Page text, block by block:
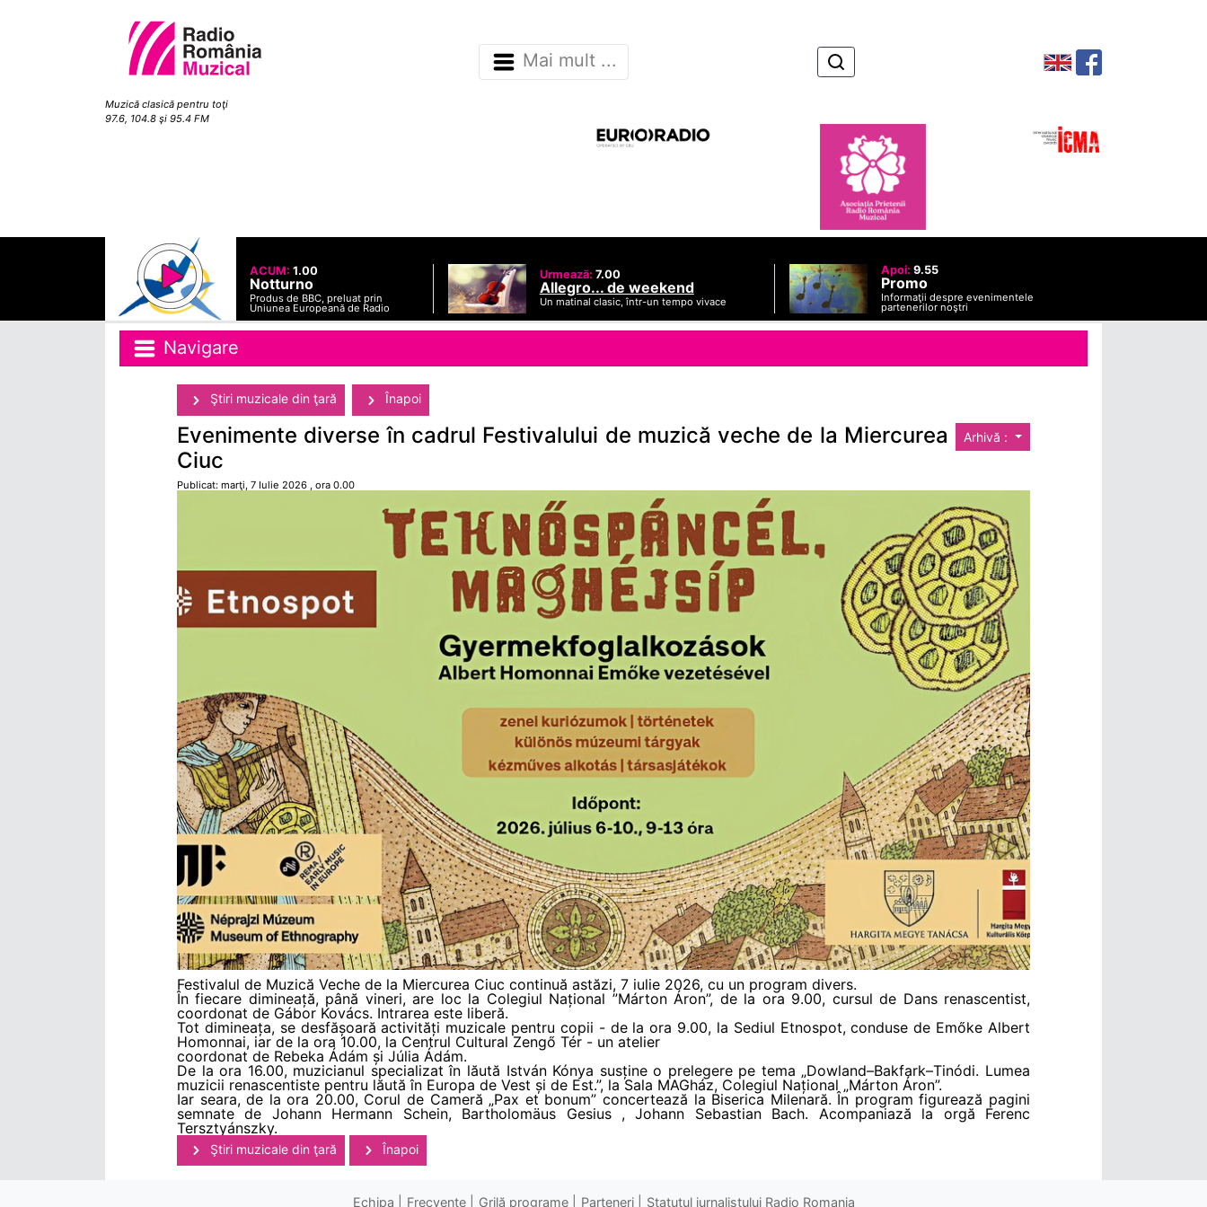
Muzică clasică pentru toţi
97.6, 104.8 şi 95.4 FM
Mai mult ...
ACUM: 1.00
Notturno
Produs de BBC, preluat prin
Uniunea Europeană de Radio
Urmează: 7.00
Allegro... de weekend
Un matinal clasic, într-un tempo vivace
Apoi: 9.55
Promo
Informaţii despre evenimentele
partenerilor noştri
Navigare
Ştiri muzicale din ţară Înapoi
Arhivă :
Evenimente diverse în cadrul Festivalului de muzică veche de la Miercurea
Ciuc
Publicat: marţi, 7 Iulie 2026 , ora 0.00
Festivalul de Muzică Veche de la Miercurea Ciuc continuă astăzi, 7 iulie 2026, cu un program divers.
În fiecare dimineață, până vineri, are loc la Colegiul Național ”Márton Áron”, de la ora 9.00, cursul de Dans renascentist,
coordonat de Gábor Kovács. Intrarea este liberă.
Tot dimineața, se desfășoară activități muzicale pentru copii - de la ora 9.00, la Sediul Etnospot, conduse de Emőke Albert
Homonnai, iar de la ora 10.00, la Centrul Cultural Zengő Tér - un atelier
coordonat de Rebeka Ádám și Júlia Ádám.
De la ora 16.00, muzicianul specializat în lăută István Kónya susține o prelegere pe tema „Dowland–Bakfark–Tinódi. Lumea
muzicii renascentiste pentru lăută în Europa de Vest și de Est.”, la Sala MAGház, Colegiul Național „Márton Áron”.
Iar seara, de la ora 20.00, Corul de Cameră „Pax et bonum” concertează la Biserica Milenară. În program figurează pagini
semnate de Johann Hermann Schein, Bartholomäus Gesius , Johann Sebastian Bach. Acompaniază la orgă Ferenc
Tersztyánszky.
Ştiri muzicale din ţară Înapoi
Echipa Frecvenţe Grilă programe Parteneri Statutul jurnalistului Radio Romania